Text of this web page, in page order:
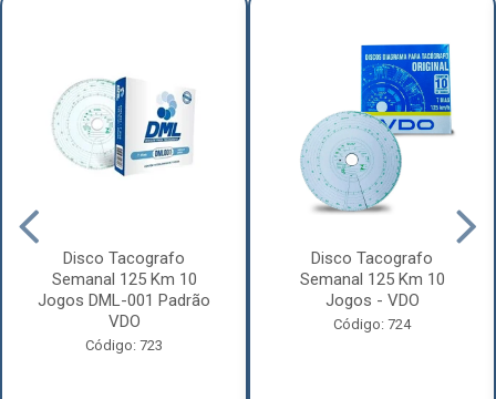
Disco Tacografo
Semanal 125 Km 10
Jogos DML-001 Padrão
VDO
Código: 723
Disco Tacografo
Semanal 125 Km 10
Jogos - VDO
Código: 724